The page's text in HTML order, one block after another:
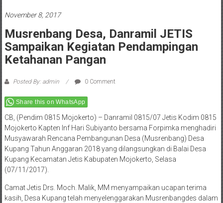
November 8, 2017
Musrenbang Desa, Danramil JETIS
Sampaikan Kegiatan Pendampingan
Ketahanan Pangan
Posted By: admin 0 Comment
Share this on WhatsApp
CB, (Pendim 0815 Mojokerto) – Danramil 0815/07 Jetis Kodim 0815
Mojokerto Kapten Inf Hari Subiyanto bersama Forpimka menghadiri
Musyawarah Rencana Pembangunan Desa (Musrenbang) Desa
Kupang Tahun Anggaran 2018 yang dilangsungkan di Balai Desa
Kupang Kecamatan Jetis Kabupaten Mojokerto, Selasa
(07/11/2017).
Camat Jetis Drs. Moch. Malik, MM menyampaikan ucapan terima
kasih, Desa Kupang telah menyelenggarakan Musrenbangdes dalam